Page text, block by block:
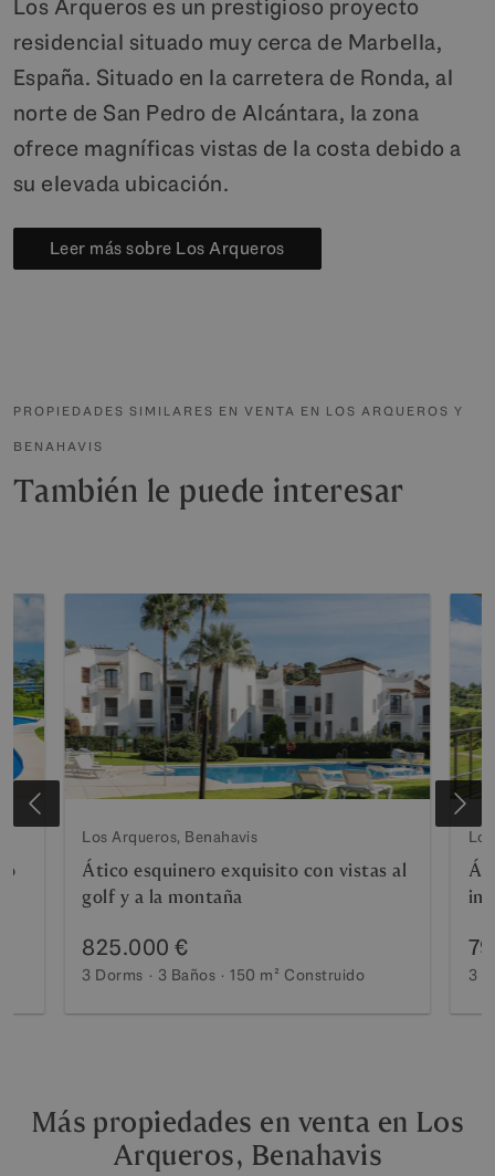
Los Arqueros es un prestigioso proyecto
residencial situado muy cerca de Marbella,
España. Situado en la carretera de Ronda, al
norte de San Pedro de Alcántara, la zona
ofrece magníficas vistas de la costa debido a
su elevada ubicación.
Leer más sobre Los Arqueros
PROPIEDADES SIMILARES EN VENTA EN LOS ARQUEROS Y
BENAHAVIS
También le puede interesar
Los Arqueros, Benahavis
Ático esquinero exquisito con vistas al
golf y a la montaña
825.000 €
3 Dorms 3 Baños 150 m² Construido 3
Más propiedades en venta en Los
Arqueros, Benahavis